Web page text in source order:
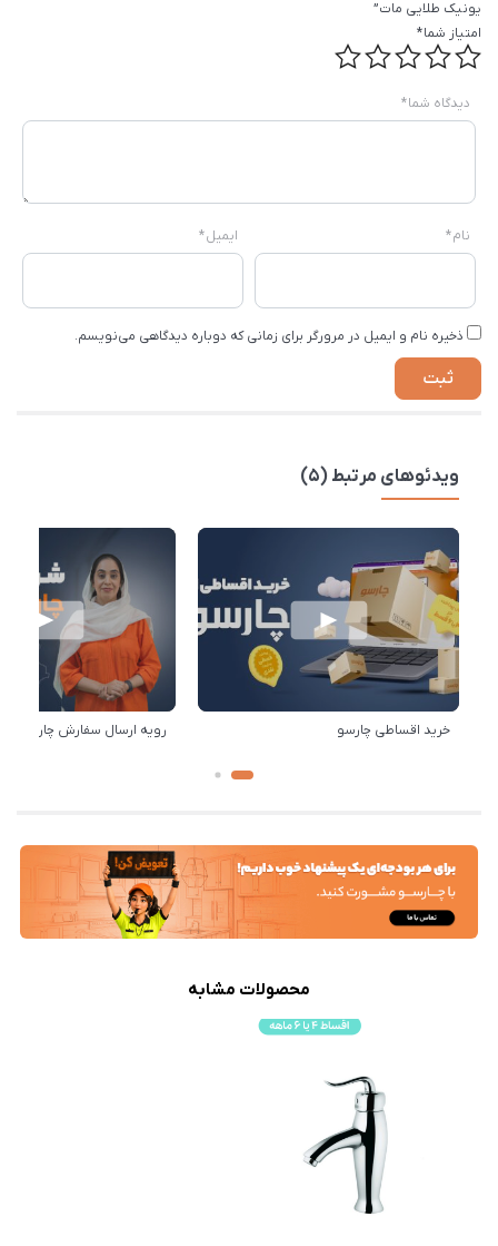
یونیک طلایی مات”
امتیاز شما*
دیدگاه شما*
نام* ایمیل*
ذخیره نام و ایمیل در مرورگر برای زمانی که دوباره دیدگاهی می‌نویسم.
ویدئوهای مرتبط (5)
خرید اقساطی چارسو رویه ارسال سفارش چارسو
محصولات مشابه